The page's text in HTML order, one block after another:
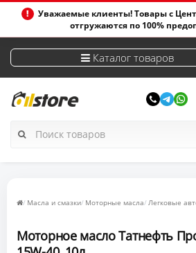
Уважаемые клиенты! Товары с
отгружаются по 100%
Каталог товаров
Масла и смазки Моторные масла Легковые
Моторное масло Татнефть